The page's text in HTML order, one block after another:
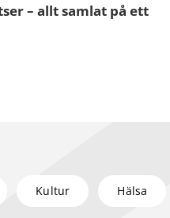
– allt samlat på ett
Kultur Hälsa